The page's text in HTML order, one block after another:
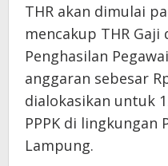
THR akan dimulai
mencakup THR Gaji
Penghasilan
anggaran sebesar
dialokasikan untuk
PPPK di lingkungan
Lampung.